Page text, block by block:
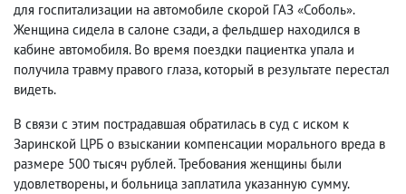
для госпитализации на автомобиле скорой ГАЗ «Соболь».
Женщина сидела в салоне сзади, а фельдшер находился в
кабине автомобиля. Во время поездки пациентка упала и
получила травму правого глаза, который в результате перестал
видеть.
В связи с этим пострадавшая обратилась в суд с иском к
Заринской ЦРБ о взыскании компенсации морального вреда в
размере 500 тысяч рублей. Требования женщины были
удовлетворены, и больница заплатила указанную сумму.